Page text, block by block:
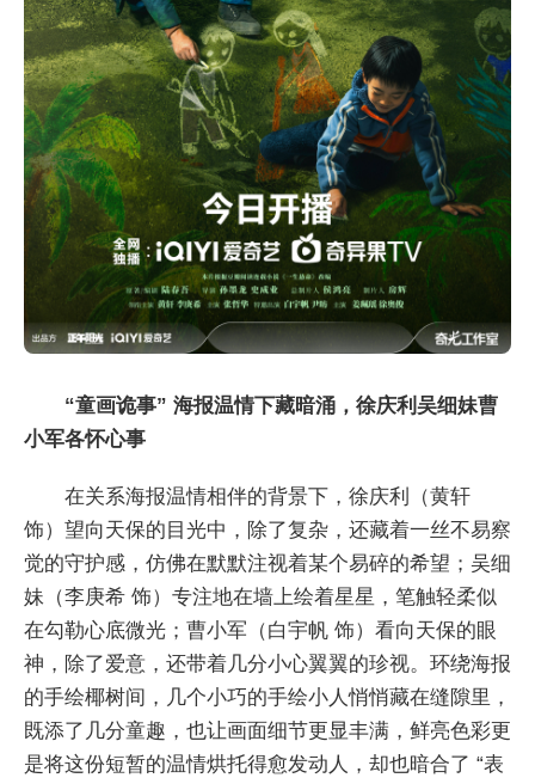
“童画诡事” 海报温情下藏暗涌，徐庆利吴细妹曹
小军各怀心事
在关系海报温情相伴的背景下，徐庆利（黄轩
饰）望向天保的目光中，除了复杂，还藏着一丝不易察
觉的守护感，仿佛在默默注视着某个易碎的希望；吴细
妹（李庚希 饰）专注地在墙上绘着星星，笔触轻柔似
在勾勒心底微光；曹小军（白宇帆 饰）看向天保的眼
神，除了爱意，还带着几分小心翼翼的珍视。环绕海报
的手绘椰树间，几个小巧的手绘小人悄悄藏在缝隙里，
既添了几分童趣，也让画面细节更显丰满，鲜亮色彩更
是将这份短暂的温情烘托得愈发动人，却也暗合了 “表